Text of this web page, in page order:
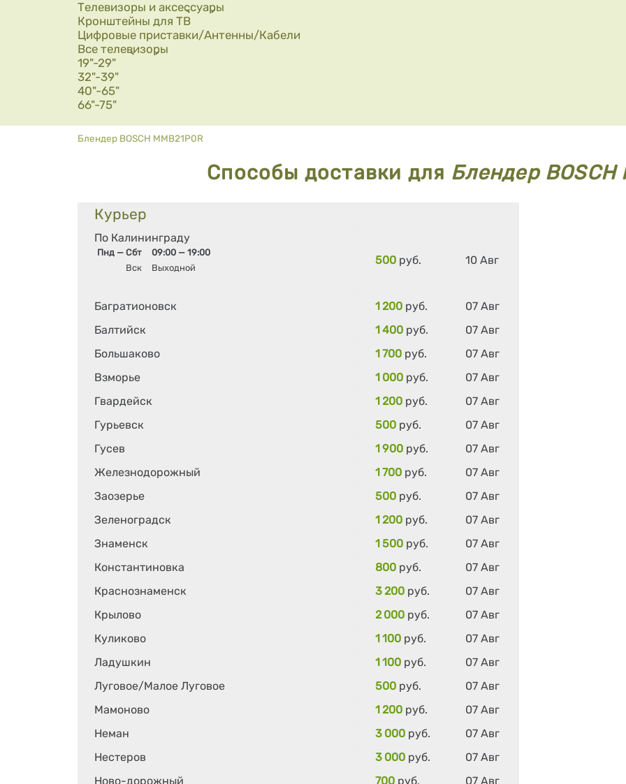
Телевизоры и аксессуары
Кронштейны для ТВ
Цифровые приставки/Антенны/Кабели
Все телевизоры
19"-29"
32"-39"
40"-65"
66"-75"
Вы здесь
Блендер BOSCH MMB21P0R
Способы доставки для Блендер BOSCH
Курьер
По Калининграду
Пнд — Сбт
09:00 — 19:00
Вск
Выходной
500 руб. 10 Авг
Багратионовск 1 200 руб.
07 Авг
Балтийск
1 400 руб.
07 Авг
Большаково
1 700 руб.
07 Авг
Взморье
1 000 руб.
07 Авг
Гвардейск
1 200 руб.
07 Авг
Гурьевск
500 руб.
07 Авг
Гусев
1 900 руб.
07 Авг
Железнодорожный
1 700 руб.
07 Авг
Заозерье
500 руб.
07 Авг
Зеленоградск
1 200 руб.
07 Авг
Знаменск
1 500 руб.
07 Авг
Константиновка
800 руб.
07 Авг
Краснознаменск
3 200 руб.
07 Авг
Крылово
2 000 руб.
07 Авг
Куликово
1 100 руб.
07 Авг
Ладушкин
1 100 руб.
07 Авг
Луговое/Малое Луговое
500 руб.
07 Авг
Мамоново
1 200 руб.
07 Авг
Неман
3 000 руб.
07 Авг
Нестеров
3 000 руб.
07 Авг
Ново-дорожный
700 руб. 07 Авг